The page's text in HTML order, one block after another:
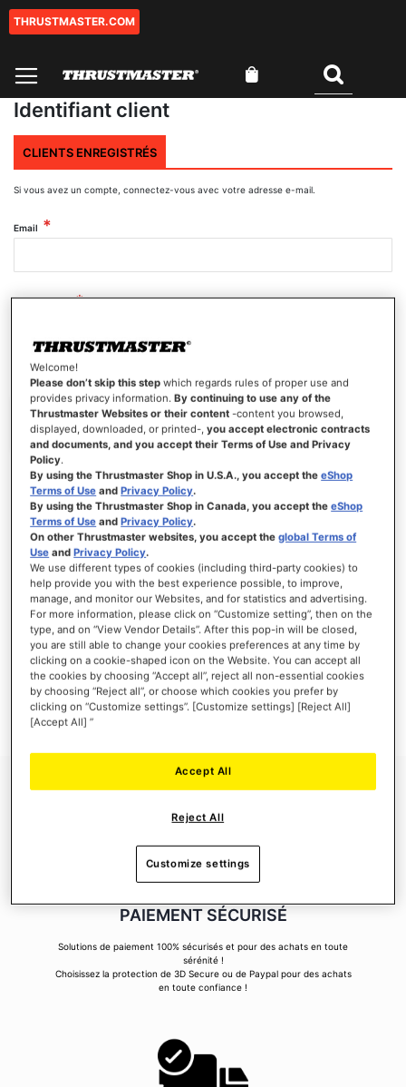
Aller
THRUSTMASTER.COM
Identifiant client
CLIENTS ENREGISTRÉS
Si vous avez un compte, connectez-vous avec votre adresse e-mail.
Email
Afficher le mot de passe
SE CONNECTER
Mot de passe oublié ?
NOUVEAUX CLIENTS
Créer un compte a de nombreux avantages : commander plus rapidement, enregistrer
plusieurs adresses, suivre vos commandes et plus encore.
CRÉER UN COMPTE
PAIEMENT SÉCURISÉ
Solutions de paiement 100% sécurisés et pour des achats en toute
sérénité !
Choisissez la protection de 3D Secure ou de Paypal pour des achats
en toute confiance !
Welcome!
Please don’t skip this step which regards rules of proper use and
provides privacy information.By continuing to use any of the
Thrustmaster Websites or their content -content you browsed,
displayed, downloaded, or printed-,you accept electronic contracts
and documents, and you accept their Terms of Use and Privacy
Policy.
By using the Thrustmaster Shop in U.S.A., you accept theeShop
Terms of Use andPrivacy Policy.
By using the Thrustmaster Shop in Canada, you accept theeShop
Terms of Use andPrivacy Policy.
On other Thrustmaster websites, you accept theglobal Terms of
Use andPrivacy Policy.
We use different types of cookies (including third-party cookies) to
help provide you with the best experience possible, to improve,
manage, and monitor our Websites, and for statistics and advertising.
For more information, please click on “Customize setting”, then on the
type, and on “View Vendor Details”. After this pop-in will be closed,
you are still able to change your cookies preferences at any time by
clicking on a cookie-shaped icon on the Website. You can accept all
the cookies by choosing “Accept all”, reject all non-essential cookies
by choosing “Reject all”, or choose which cookies you prefer by
clicking on “Customize settings”. [Customize settings] [Reject All]
[Accept All] ”
Reject All
Accept All
Customize settings